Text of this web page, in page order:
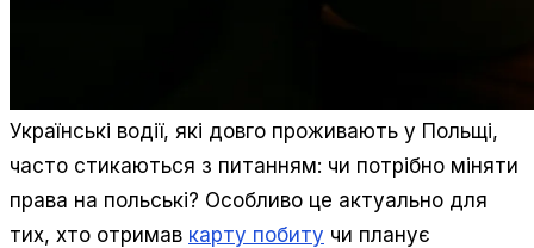
Українські водії, які довго проживають у Польщі,
часто стикаються з питанням: чи потрібно міняти
права на польські? Особливо це актуально для
тих, хто отримав карту побиту чи планує